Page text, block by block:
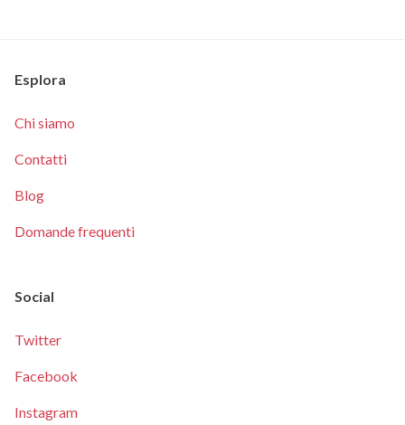
Esplora
Chi siamo
Contatti
Blog
Domande frequenti
Social
Twitter
Facebook
Instagram